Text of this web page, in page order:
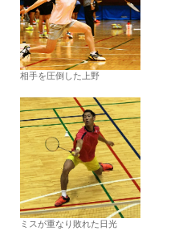
相手を圧倒した上野
ミスが重なり敗れた日光